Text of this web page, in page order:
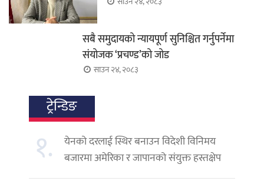
सबै समुदायको न्यायपूर्ण सुनिश्चित गर्नुपर्नेमा
संयोजक ‘प्रचण्ड’को जोड
साउन २४, २०८३
ट्रेन्डिङ
१.
येनको दरलाई स्थिर बनाउन विदेशी विनिमय
बजारमा अमेरिका र जापानको संयुक्त हस्तक्षेप